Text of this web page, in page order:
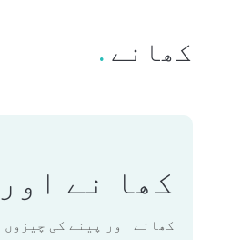
کھانے
کھا نے
کھانے اور پینے کی